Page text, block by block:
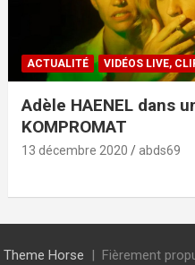
ACTUALITÉ VIDÉOS LIVE,
Adèle HAENEL dans
KOMPROMAT
13 décembre 2020 abds69
Theme Horse Fièrement